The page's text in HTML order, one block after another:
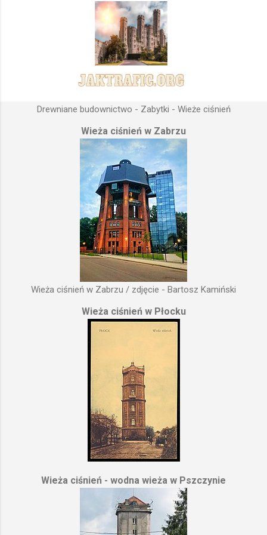
Drewniane budownictwo - Zabytki - Wieże ciśnień
Wieża ciśnień w Zabrzu
Wieża ciśnień w Zabrzu / zdjęcie - Bartosz Kamiński
Wieża ciśnień w Płocku
Wieża ciśnień - wodna wieża w Pszczynie